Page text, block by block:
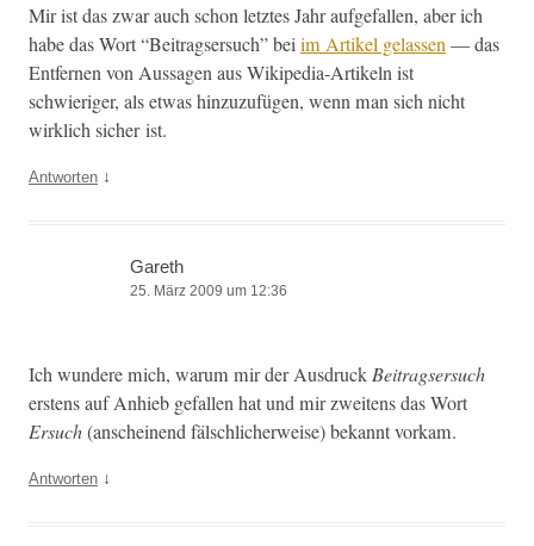
Mir ist das zwar auch schon let­ztes Jahr aufge­fall­en, aber ich
habe das Wort “Beitragser­such” beiim Artikel gelassen— das
Ent­fer­nen von Aus­sagen aus Wikipedia-Artikeln ist
schwieriger, als etwas hinzuzufü­gen, wenn man sich nicht
wirk­lich sich­er ist.
Antworten ↓
Gareth
25. März 2009 um 12:36
Ich wun­dere mich, warum mir der Aus­druck Beitragser­such
erstens auf Anhieb gefall­en hat und mir zweit­ens das Wort
Ersuch(anscheinend fälschlicher­weise) bekan­nt vorkam.
Antworten ↓